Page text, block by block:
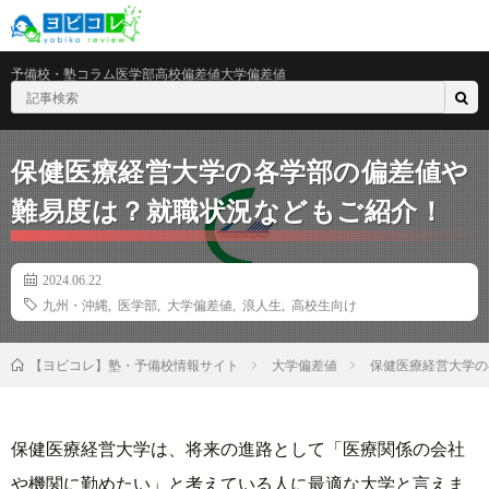
予備校・塾コラム医学部高校偏差値大学偏差値
保健医療経営大学の各学部の偏差値や
難易度は？就職状況などもご紹介！
2024.06.22
九州・沖縄
医学部 大学偏差値 浪人生 高校生向け
【ヨビコレ】塾・予備校情報サイト 大学偏差値 保健医療経営大学
保健医療経営大学は、将来の進路として「医療関係の会社
や機関に勤めたい」と考えている人に最適な大学と言えま